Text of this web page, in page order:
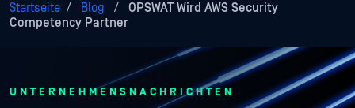
Startseite / Blog /
OPSWAT Wird AWS Security
Competency Partner
UNTERNEHMENSNACHRICHTEN